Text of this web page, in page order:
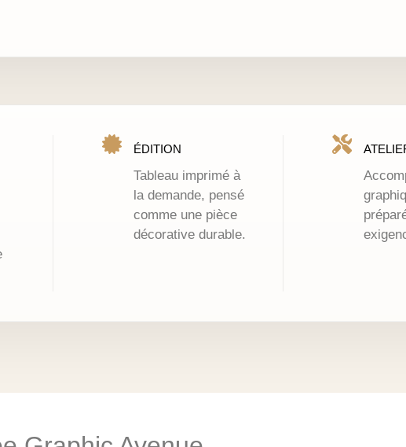
ÉDITION
Tableau imprimé à
la demande, pensé
comme une pièce
décorative durable.